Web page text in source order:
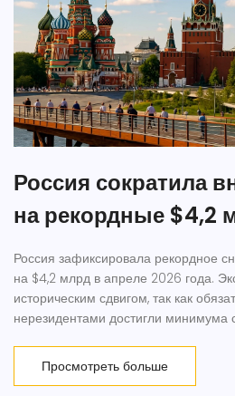
Россия сократила
на рекордные $4,2
Россия зафиксировала рекордное
на $4,2 млрд в апреле 2026 года.
историческим сдвигом, так как
нерезидентами достигли минимума
Просмотреть больше